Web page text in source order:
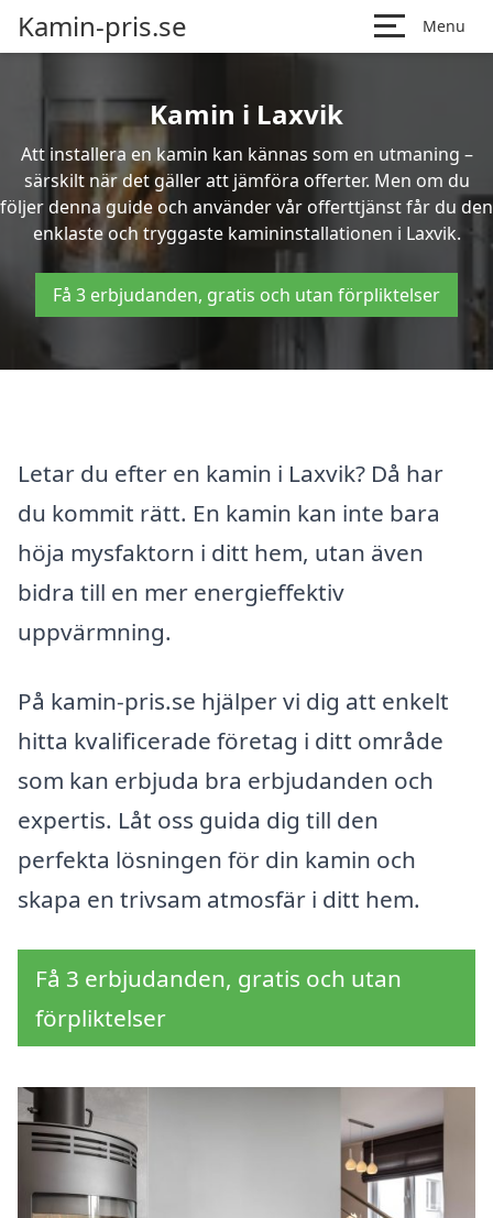
Kamin-pris.se Menu
Kamin i Laxvik
Att installera en kamin kan kännas som en utmaning –
särskilt när det gäller att jämföra offerter. Men om du
följer denna guide och använder vår offerttjänst får du den
enklaste och tryggaste kamininstallationen i Laxvik.
Få 3 erbjudanden, gratis och utan förpliktelser
Letar du efter en kamin i Laxvik? Då har
du kommit rätt. En kamin kan inte bara
höja mysfaktorn i ditt hem, utan även
bidra till en mer energieffektiv
uppvärmning.
På kamin-pris.se hjälper vi dig att enkelt
hitta kvalificerade företag i ditt område
som kan erbjuda bra erbjudanden och
expertis. Låt oss guida dig till den
perfekta lösningen för din kamin och
skapa en trivsam atmosfär i ditt hem.
Få 3 erbjudanden, gratis och utan
förpliktelser